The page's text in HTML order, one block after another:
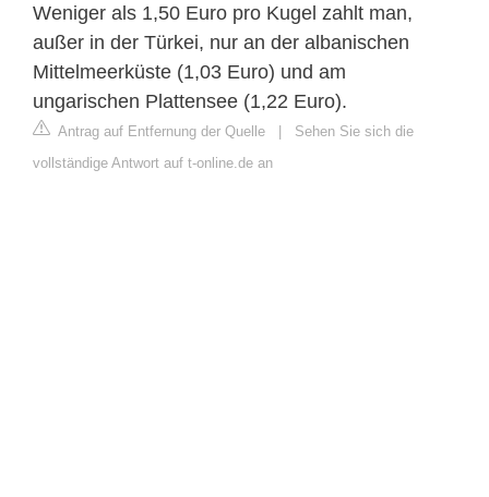
Weniger als 1,50 Euro pro Kugel zahlt man,
außer in der Türkei, nur an der albanischen
Mittelmeerküste (1,03 Euro) und am
ungarischen Plattensee (1,22 Euro).
Antrag auf Entfernung der Quelle | Sehen Sie sich die
vollständige Antwort auf t-online.de an